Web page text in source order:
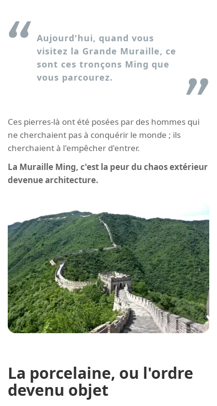
Aujourd'hui, quand vous
visitez la Grande Muraille, ce
sont ces tronçons Ming que
vous parcourez.
Ces pierres-là ont été posées par des hommes qui
ne cherchaient pas à conquérir le monde ; ils
cherchaient à l'empêcher d'entrer.
La Muraille Ming, c'est la peur du chaos extérieur
devenue architecture.
La porcelaine, ou l'ordre
devenu objet